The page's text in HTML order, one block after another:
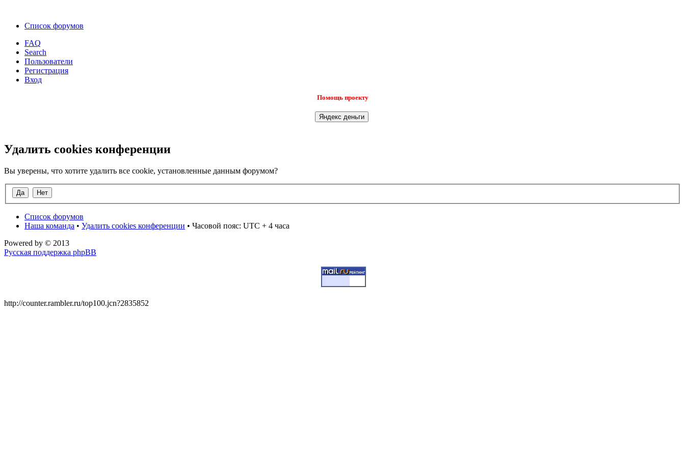
Список форумов
FAQ
Search
Пользователи
Регистрация
Вход
Помощь проекту
Удалить cookies конференции
Вы уверены, что хотите удалить все cookie, установленные данным форумом?
Список форумов
Наша команда • Удалить cookies конференции • Часовой пояс: UTC + 4 часа
Powered by © 2013
Русская поддержка phpBB
http://counter.rambler.ru/top100.jcn?2835852